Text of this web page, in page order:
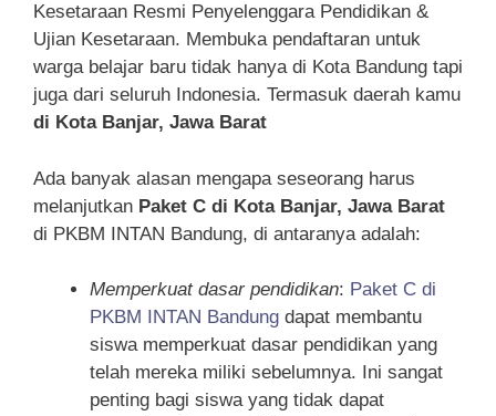
Kesetaraan Resmi Penyelenggara Pendidikan &
Ujian Kesetaraan. Membuka pendaftaran untuk
warga belajar baru tidak hanya di Kota Bandung tapi
juga dari seluruh Indonesia. Termasuk daerah kamu
di Kota Banjar, Jawa Barat
Ada banyak alasan mengapa seseorang harus
melanjutkan Paket C di Kota Banjar, Jawa Barat
di PKBM INTAN Bandung, di antaranya adalah:
Memperkuat dasar pendidikan: Paket C di
PKBM INTAN Bandung dapat membantu
siswa memperkuat dasar pendidikan yang
telah mereka miliki sebelumnya. Ini sangat
penting bagi siswa yang tidak dapat